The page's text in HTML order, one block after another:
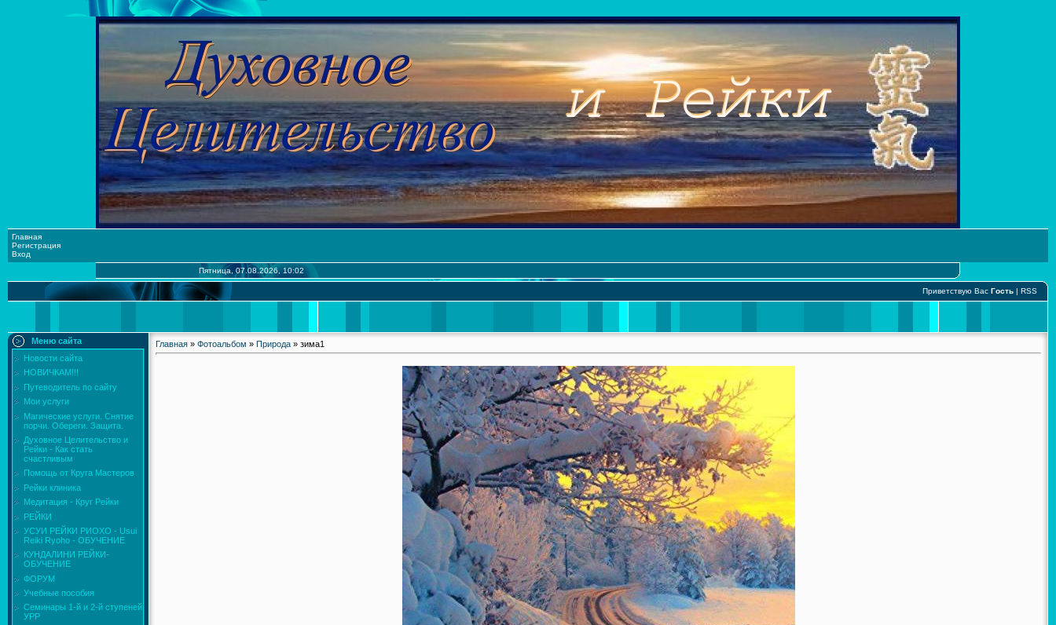
Главная
Регистрация
Вход
Пятница, 07.08.2026, 10:02
Приветствую Вас Гость | RSS
Меню сайта
Новости сайта
НОВИЧКАМ!!!
Путеводитель по сайту
Мои услуги
Магические услуги. Снятие
порчи. Обереги. Защита.
Духовное Целительство и
Рейки - Как стать
счастливым
Помощь от Круга Мастеров
Рейки клиника
Медитация - Круг Рейки
РЕЙКИ
УСУИ РЕЙКИ РИОХО - Usui
Reiki Ryoho - ОБУЧЕНИЕ
КУНДАЛИНИ РЕЙКИ-
ОБУЧЕНИЕ
ФОРУМ
Учебные пособия
Семинары 1-й и 2-й ступеней
УРР
Главная » Фотоальбом » Природа » зима1